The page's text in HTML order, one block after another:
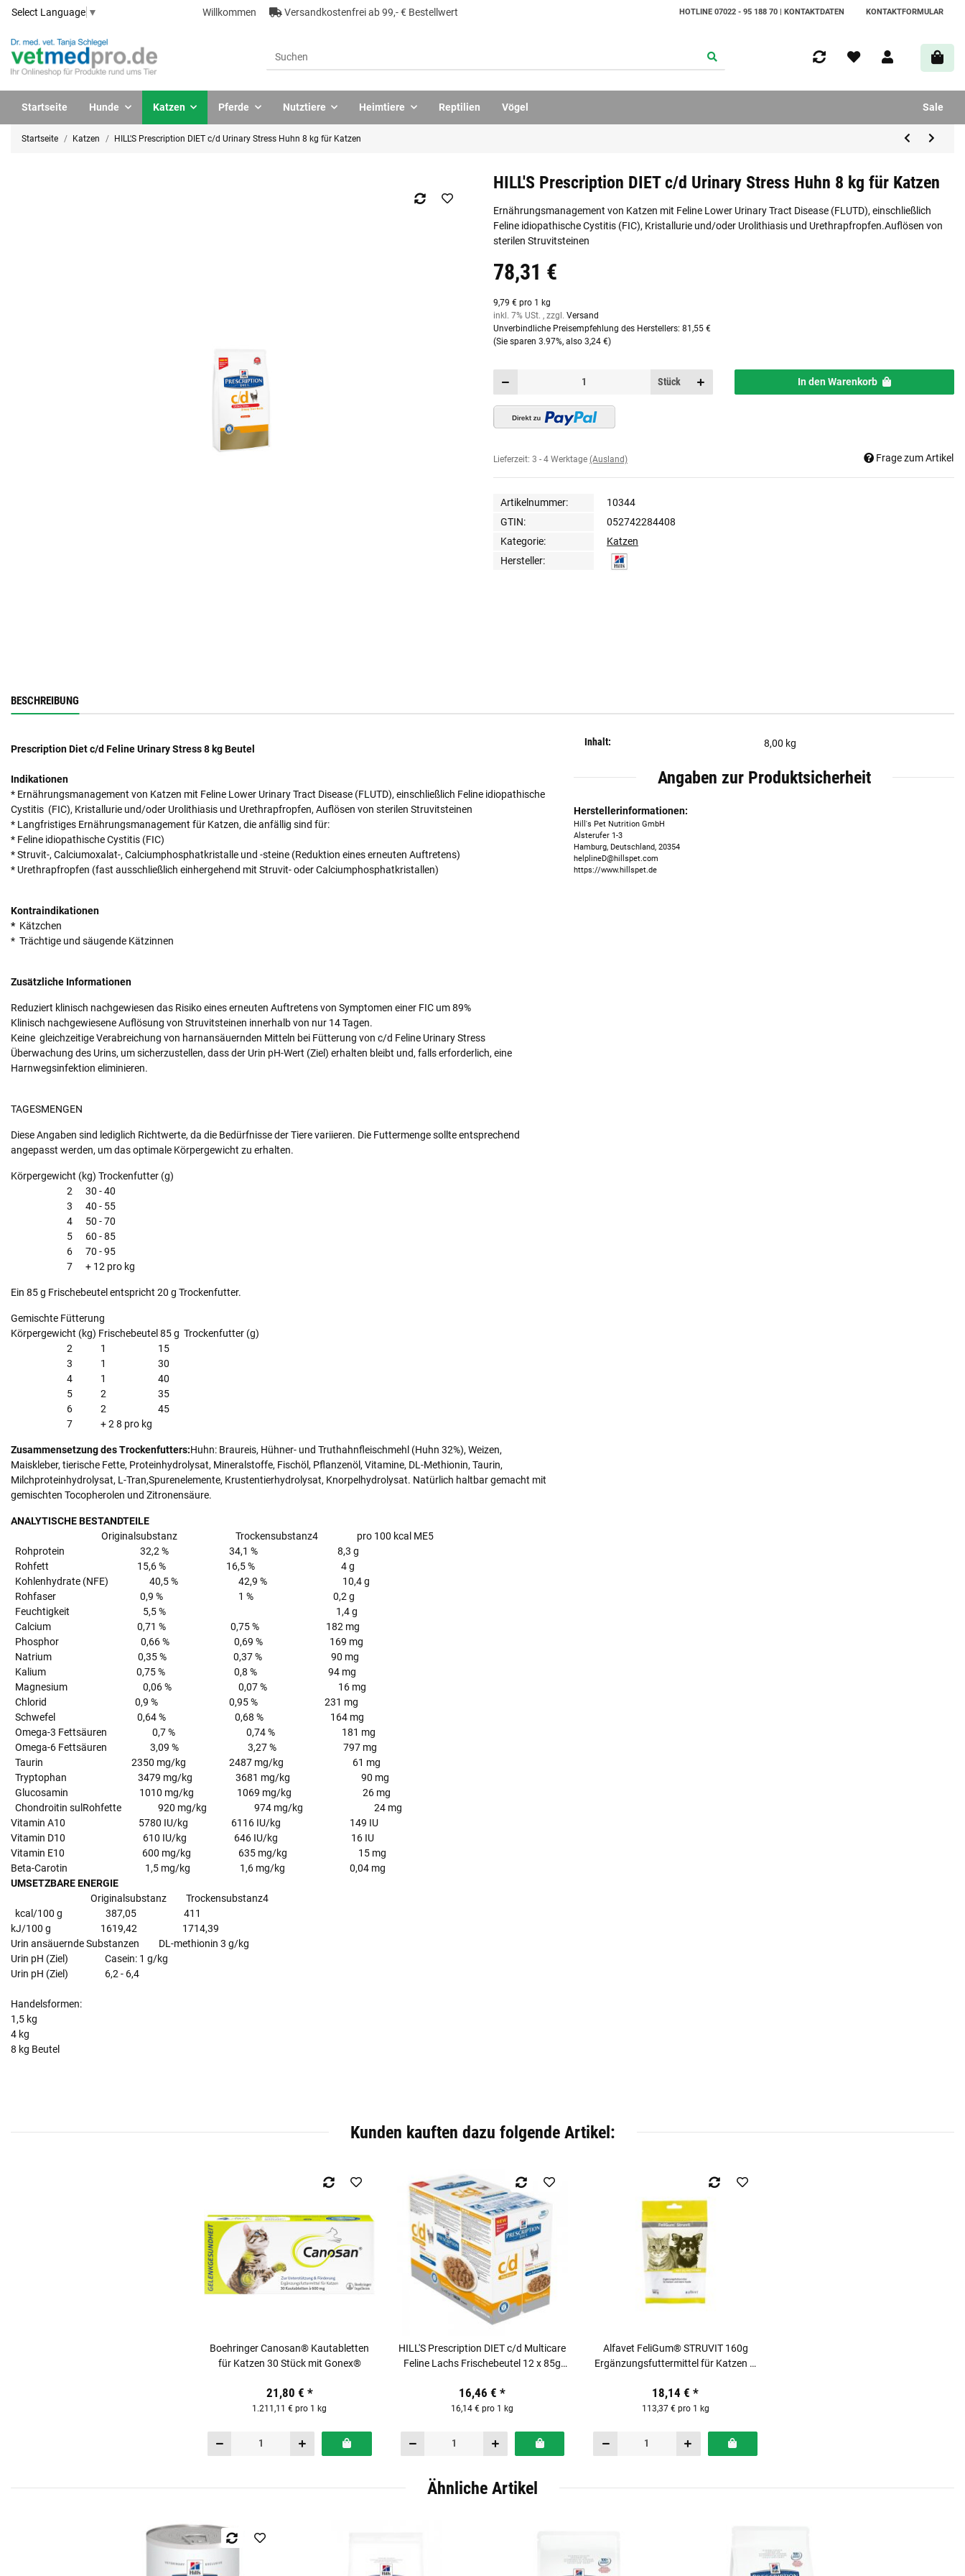
Select Language ▼ Willkommen Versandkostenfrei ab 99,- € Bestellwert HOTLINE 07022 - 95 188 70 | KONTAKTDATEN KONTAKTFORMULAR
Hunde Katzen Pferde Nutztiere Heimtiere Reptilien Vögel
Startseite Sale
Startseite Katzen HILL'S Prescription DIET c/d Urinary Stress Huhn 8 kg für Katzen
HILL'S Prescription DIET c/d Urinary Stress Huhn 8 kg für Katzen
Ernährungsmanagement von Katzen mit Feline Lower Urinary Tract Disease (FLUTD), einschließlich
Feline idiopathische Cystitis (FIC), Kristallurie und/oder Urolithiasis und Urethrapfropfen.Auflösen von
sterilen Struvitsteinen
78,31 €
9,79 € pro 1 kg
inkl. 7% USt. , zzgl. Versand
Unverbindliche Preisempfehlung des Herstellers: 81,55 €
(Sie sparen 3.97%, also 3,24 €)
Stück In den Warenkorb
Lieferzeit: 3 - 4 Werktage (Ausland) Frage zum Artikel
Artikelnummer:
10344
GTIN:
052742284408
Kategorie:
Katzen
Hersteller:
BESCHREIBUNG
Prescription Diet c/d Feline Urinary Stress 8 kg Beutel
Indikationen
* Ernährungsmanagement von Katzen mit Feline Lower Urinary Tract Disease (FLUTD), einschließlich Feline idiopathische
Cystitis (FIC), Kristallurie und/oder Urolithiasis und Urethrapfropfen, Auflösen von sterilen Struvitsteinen
* Langfristiges Ernährungsmanagement für Katzen, die anfällig sind für:
* Feline idiopathische Cystitis (FIC)
* Struvit-, Calciumoxalat-, Calciumphosphatkristalle und -steine (Reduktion eines erneuten Auftretens)
* Urethrapfropfen (fast ausschließlich einhergehend mit Struvit- oder Calciumphosphatkristallen)
Kontraindikationen
*Kätzchen
* Trächtige und säugende Kätzinnen
Zusätzliche Informationen
Reduziert klinisch nachgewiesen das Risiko eines erneuten Auftretens von Symptomen einer FIC um 89%
Klinisch nachgewiesene Auflösung von Struvitsteinen innerhalb von nur 14 Tagen.
Keine gleichzeitige Verabreichung von harnansäuernden Mitteln bei Fütterung von c/d Feline Urinary Stress
Überwachung des Urins, um sicherzustellen, dass der Urin pH-Wert (Ziel) erhalten bleibt und, falls erforderlich, eine
Harnwegsinfektion eliminieren.
TAGESMENGEN
Diese Angaben sind lediglich Richtwerte, da die Bedürfnisse der Tiere variieren. Die Futtermenge sollte entsprechend
angepasst werden, um das optimale Körpergewicht zu erhalten.
Körpergewicht (kg) Trockenfutter (g)
2 30 - 40
3 40 - 55
4 50 - 70
5 60 - 85
6 70 - 95
7 + 12 pro kg
Ein 85 g Frischebeutel entspricht 20 g Trockenfutter.
Gemischte Fütterung
Körpergewicht (kg) Frischebeutel 85 g Trockenfutter (g)
2 1 15
3 1 30
4 1 40
5 2 35
6 2 45
7 + 2 8 pro kg
Zusammensetzung des Trockenfutters:Huhn: Braureis, Hühner- und Truthahnfleischmehl (Huhn 32%), Weizen,
Maiskleber, tierische Fette, Proteinhydrolysat, Mineralstoffe, Fischöl, Pflanzenöl, Vitamine, DL-Methionin, Taurin,
Milchproteinhydrolysat, L-Tran,Spurenelemente, Krustentierhydrolysat, Knorpelhydrolysat. Natürlich haltbar gemacht mit
gemischten Tocopherolen und Zitronensäure.
ANALYTISCHE BESTANDTEILE
Originalsubstanz Trockensubstanz4 pro 100 kcal ME5
Rohprotein 32,2 % 34,1 % 8,3 g
Rohfett 15,6 % 16,5 % 4 g
Kohlenhydrate (NFE) 40,5 % 42,9 % 10,4 g
Rohfaser 0,9 % 1 % 0,2 g
Feuchtigkeit 5,5 % 1,4 g
Calcium 0,71 % 0,75 % 182 mg
Phosphor 0,66 % 0,69 % 169 mg
Natrium 0,35 % 0,37 % 90 mg
Kalium 0,75 % 0,8 % 94 mg
Magnesium 0,06 % 0,07 % 16 mg
Chlorid 0,9 % 0,95 % 231 mg
Schwefel 0,64 % 0,68 % 164 mg
Omega-3 Fettsäuren 0,7 % 0,74 % 181 mg
Omega-6 Fettsäuren 3,09 % 3,27 % 797 mg
Taurin 2350 mg/kg 2487 mg/kg 61 mg
Tryptophan 3479 mg/kg 3681 mg/kg 90 mg
Glucosamin 1010 mg/kg 1069 mg/kg 26 mg
Chondroitin sulRohfette 920 mg/kg 974 mg/kg 24 mg
Vitamin A10 5780 IU/kg 6116 IU/kg 149 IU
Vitamin D10 610 IU/kg 646 IU/kg 16 IU
Vitamin E10 600 mg/kg 635 mg/kg 15 mg
Beta-Carotin 1,5 mg/kg 1,6 mg/kg 0,04 mg
UMSETZBARE ENERGIE
Originalsubstanz Trockensubstanz4
kcal/100 g 387,05 411
kJ/100 g 1619,42 1714,39
Urin ansäuernde Substanzen DL-methionin 3 g/kg
Urin pH (Ziel) Casein: 1 g/kg
Urin pH (Ziel) 6,2 - 6,4
Handelsformen:
1,5 kg
4 kg
8 kg Beutel
Inhalt: 8,00 kg
Angaben zur Produktsicherheit
Herstellerinformationen:
Hill's Pet Nutrition GmbH
Alsterufer 1-3
Hamburg, Deutschland, 20354
helplineD@hillspet.com
https://www.hillspet.de
Kunden kauften dazu folgende Artikel:
Boehringer Canosan® Kautabletten
für Katzen 30 Stück mit Gonex®
21,80 € *
1.211,11 € pro 1 kg
HILL'S Prescription DIET c/d Multicare
Feline Lachs Frischebeutel 12 x 85g
16,46 €*
16,14 € pro 1 kg
Alfavet FeliGum® STRUVIT 160g
Ergänzungsfuttermittel für Katzen &
18,14 €*
113,37 € pro 1 kg
Ähnliche Artikel